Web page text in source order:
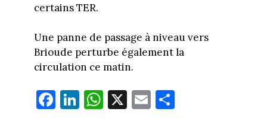
certains TER.
Une panne de passage à niveau vers
Brioude perturbe également la
circulation ce matin.
Fa
ce
Li
nk
W
ha
X E
m
Pa